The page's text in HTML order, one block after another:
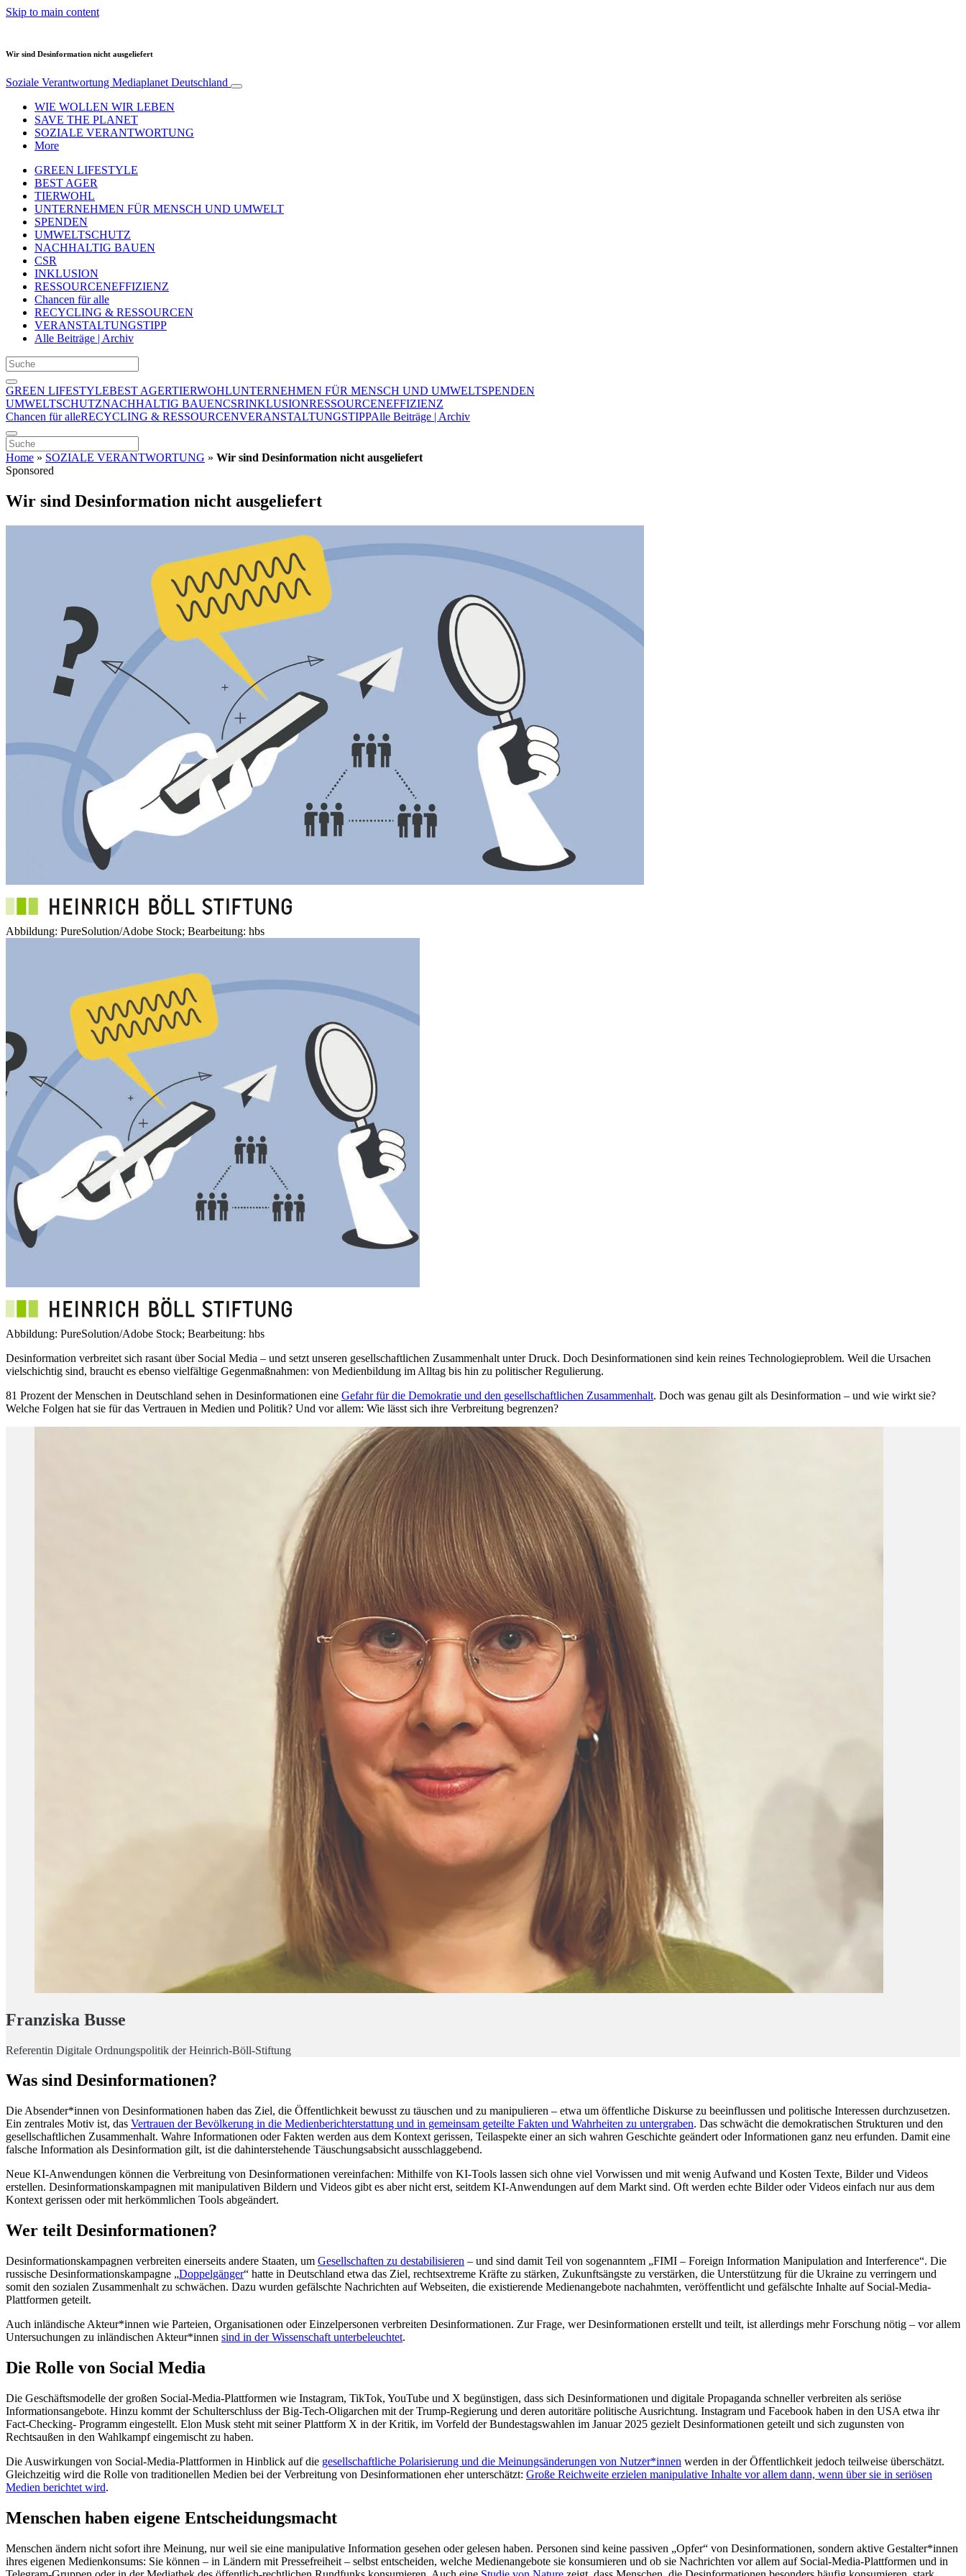
Skip to main content
Wir sind Desinformation nicht ausgeliefert
Soziale Verantwortung Mediaplanet Deutschland
WIE WOLLEN WIR LEBEN
SAVE THE PLANET
SOZIALE VERANTWORTUNG
More
GREEN LIFESTYLE
BEST AGER
TIERWOHL
UNTERNEHMEN FÜR MENSCH UND UMWELT
SPENDEN
UMWELTSCHUTZ
NACHHALTIG BAUEN
CSR
INKLUSION
RESSOURCENEFFIZIENZ
Chancen für alle
RECYCLING & RESSOURCEN
VERANSTALTUNGSTIPP
Alle Beiträge | Archiv
GREEN LIFESTYLEBEST AGERTIERWOHLUNTERNEHMEN FÜR MENSCH UND UMWELTSPENDEN
UMWELTSCHUTZNACHHALTIG BAUENCSRINKLUSIONRESSOURCENEFFIZIENZ
Chancen für alleRECYCLING & RESSOURCENVERANSTALTUNGSTIPPAlle Beiträge | Archiv
Home » SOZIALE VERANTWORTUNG » Wir sind Desinformation nicht ausgeliefert
Sponsored
Wir sind Desinformation nicht ausgeliefert
Abbildung: PureSolution/Adobe Stock; Bearbeitung: hbs
Abbildung: PureSolution/Adobe Stock; Bearbeitung: hbs
Desinformation verbreitet sich rasant über Social Media – und setzt unseren gesellschaftlichen Zusammenhalt unter Druck. Doch Desinformationen sind kein reines Technologieproblem. Weil die Ursachen
vielschichtig sind, braucht es ebenso vielfältige Gegenmaßnahmen: von Medienbildung im Alltag bis hin zu politischer Regulierung.
81 Prozent der Menschen in Deutschland sehen in Desinformationen eine Gefahr für die Demokratie und den gesellschaftlichen Zusammenhalt. Doch was genau gilt als Desinformation – und wie wirkt sie?
Welche Folgen hat sie für das Vertrauen in Medien und Politik? Und vor allem: Wie lässt sich ihre Verbreitung begrenzen?
Franziska Busse
Referentin Digitale Ordnungspolitik der Heinrich-Böll-Stiftung
Was sind Desinformationen?
Die Absender*innen von Desinformationen haben das Ziel, die Öffentlichkeit bewusst zu täuschen und zu manipulieren – etwa um öffentliche Diskurse zu beeinflussen und politische Interessen durchzusetzen.
Ein zentrales Motiv ist, das Vertrauen der Bevölkerung in die Medienberichterstattung und in gemeinsam geteilte Fakten und Wahrheiten zu untergraben. Das schwächt die demokratischen Strukturen und den
gesellschaftlichen Zusammenhalt. Wahre Informationen oder Fakten werden aus dem Kontext gerissen, Teilaspekte einer an sich wahren Geschichte geändert oder Informationen ganz neu erfunden. Damit eine
falsche Information als Desinformation gilt, ist die dahinterstehende Täuschungsabsicht ausschlaggebend.
Neue KI-Anwendungen können die Verbreitung von Desinformationen vereinfachen: Mithilfe von KI-Tools lassen sich ohne viel Vorwissen und mit wenig Aufwand und Kosten Texte, Bilder und Videos
erstellen. Desinformationskampagnen mit manipulativen Bildern und Videos gibt es aber nicht erst, seitdem KI-Anwendungen auf dem Markt sind. Oft werden echte Bilder oder Videos einfach nur aus dem
Kontext gerissen oder mit herkömmlichen Tools abgeändert.
Wer teilt Desinformationen?
Desinformationskampagnen verbreiten einerseits andere Staaten, um Gesellschaften zu destabilisieren – und sind damit Teil von sogenanntem „FIMI – Foreign Information Manipulation and Interference“. Die
russische Desinformationskampagne „Doppelgänger“ hatte in Deutschland etwa das Ziel, rechtsextreme Kräfte zu stärken, Zukunftsängste zu verstärken, die Unterstützung für die Ukraine zu verringern und
somit den sozialen Zusammenhalt zu schwächen. Dazu wurden gefälschte Nachrichten auf Webseiten, die existierende Medienangebote nachahmten, veröffentlicht und gefälschte Inhalte auf Social-Media-
Plattformen geteilt.
Auch inländische Akteur*innen wie Parteien, Organisationen oder Einzelpersonen verbreiten Desinformationen. Zur Frage, wer Desinformationen erstellt und teilt, ist allerdings mehr Forschung nötig – vor allem
Untersuchungen zu inländischen Akteur*innen sind in der Wissenschaft unterbeleuchtet.
Die Rolle von Social Media
Die Geschäftsmodelle der großen Social-Media-Plattformen wie Instagram, TikTok, YouTube und X begünstigen, dass sich Desinformationen und digitale Propaganda schneller verbreiten als seriöse
Informationsangebote. Hinzu kommt der Schulterschluss der Big-Tech-Oligarchen mit der Trump-Regierung und deren autoritäre politische Ausrichtung. Instagram und Facebook haben in den USA etwa ihr
Fact-Checking- Programm eingestellt. Elon Musk steht mit seiner Plattform X in der Kritik, im Vorfeld der Bundestagswahlen im Januar 2025 gezielt Desinformationen geteilt und sich zugunsten von
Rechtsaußen in den Wahlkampf eingemischt zu haben.
Die Auswirkungen von Social-Media-Plattformen in Hinblick auf die gesellschaftliche Polarisierung und die Meinungsänderungen von Nutzer*innen werden in der Öffentlichkeit jedoch teilweise überschätzt.
Gleichzeitig wird die Rolle von traditionellen Medien bei der Verbreitung von Desinformationen eher unterschätzt: Große Reichweite erzielen manipulative Inhalte vor allem dann, wenn über sie in seriösen
Medien berichtet wird.
Menschen haben eigene Entscheidungsmacht
Menschen ändern nicht sofort ihre Meinung, nur weil sie eine manipulative Information gesehen oder gelesen haben. Personen sind keine passiven „Opfer“ von Desinformationen, sondern aktive Gestalter*innen
ihres eigenen Medienkonsums: Sie können – in Ländern mit Pressefreiheit – selbst entscheiden, welche Medienangebote sie konsumieren und ob sie Nachrichten vor allem auf Social-Media-Plattformen und in